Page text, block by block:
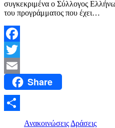
συγκεκριμένα ο Σύλλογος
του προγράμματος που έχει…
Facebook
Twitter
Email Share
Μοιραστείτε
Ανακοινώσεις Δράσεις